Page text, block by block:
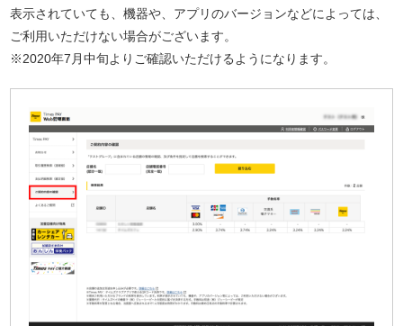
表示されていても、機器や、アプリのバージョンなどによっては、
ご利用いただけない場合がございます。
※2020年7月中旬よりご確認いただけるようになります。